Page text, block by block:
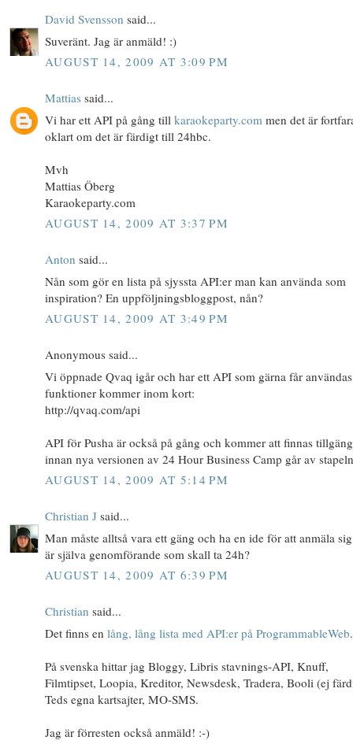
David Svensson said...
Suveränt. Jag är anmäld! :)
AUGUST 14, 2009 AT 3:09 PM
Mattias said...
Vi har ett API på gång till karaokeparty.com men det är
oklart om det är färdigt till 24hbc.
Mvh
Mattias Öberg
Karaokeparty.com
AUGUST 14, 2009 AT 3:37 PM
Anton said...
Nån som gör en lista på sjyssta API:er man kan använda som
inspiration? En uppföljningsbloggpost, nån?
AUGUST 14, 2009 AT 3:49 PM
Anonymous said...
Vi öppnade Qvaq igår och har ett API som gärna får
funktioner kommer inom kort:
http://qvaq.com/api
API för Pusha är också på gång och kommer att finnas
innan nya versionen av 24 Hour Business Camp går av
AUGUST 14, 2009 AT 5:14 PM
Christian J said...
Man måste alltså vara ett gäng och ha en ide för att anmäla
är själva genomförande som skall ta 24h?
AUGUST 14, 2009 AT 6:39 PM
Christian said...
Det finns en lång, lång lista med API:er på ProgrammableWeb.
På svenska hittar jag Bloggy, Libris stavnings-API, Knuff,
Filmtipset, Loopia, Kreditor, Newsdesk, Tradera, Booli (ej
Teds egna kartsajter, MO-SMS.
Jag är förresten också anmäld! :-)